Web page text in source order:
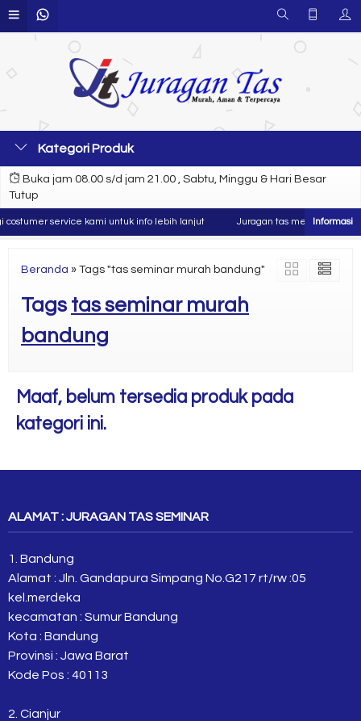
Kategori Produk
Buka jam 08.00 s/d jam 21.00 , Sabtu, Minggu & Hari Besar
Tutup
service kami untuk info lebih lanjut Juragan tas merupakan
Beranda » Tags "tas seminar murah bandung"
Tags tas seminar murah
bandung
Maaf, belum tersedia produk pada
kategori ini.
ALAMAT : JURAGAN TAS SEMINAR
1. Bandung
Alamat : Jln. Gandapura Simpang No.G217 rt/rw :05
kel.merdeka
kecamatan : Sumur Bandung
Kota : Bandung
Provinsi : Jawa Barat
Kode Pos : 40113
2. Cianjur